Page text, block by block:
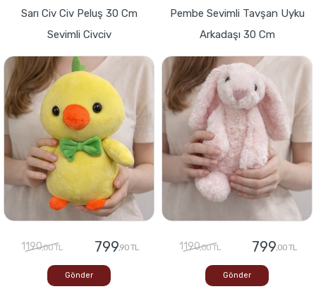
Sarı Civ Civ Peluş 30 Cm
Sevimli Civciv
1190,00 TL 799,90 TL
Gönder
Pembe Sevimli Tavşan Uyku
Arkadaşı 30 Cm
1190,00 TL 799,00 TL
Gönder